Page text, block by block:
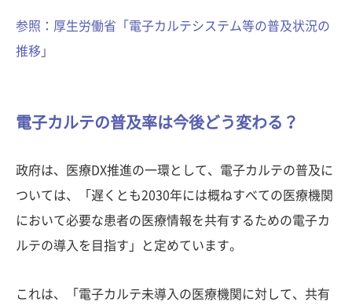
参照：厚生労働省「電子カルテシステム等の普及状況の
推移」
電子カルテの普及率は今後どう変わる？
政府は、医療DX推進の一環として、電子カルテの普及に
ついては、「遅くとも2030年には概ねすべての医療機関
において必要な患者の医療情報を共有するための電子カ
ルテの導入を目指す」と定めています。
これは、「電子カルテ未導入の医療機関に対して、共有